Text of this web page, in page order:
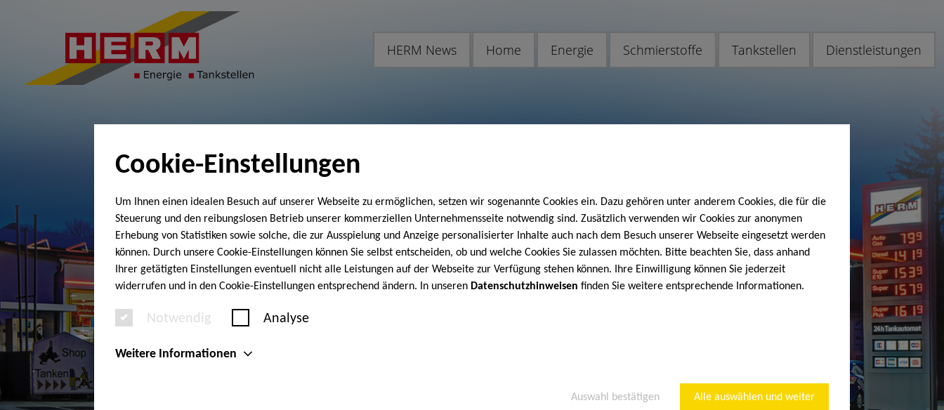
Cookie-Einstellungen
Um Ihnen einen idealen Besuch auf unserer Webseite zu ermöglichen, setzen wir sogenannte Cookies ein. Dazu gehören unter anderem Cookies, die für die
Steuerung und den reibungslosen Betrieb unserer kommerziellen Unternehmensseite notwendig sind. Zusätzlich verwenden wir Cookies zur anonymen
Erhebung von Statistiken sowie solche, die zur Ausspielung und Anzeige personalisierter Inhalte auch nach dem Besuch unserer Webseite eingesetzt werden
können. Durch unsere Cookie-Einstellungen können Sie selbst entscheiden, ob und welche Cookies Sie zulassen möchten. Bitte beachten Sie, dass anhand
Ihrer getätigten Einstellungen eventuell nicht alle Leistungen auf der Webseite zur Verfügung stehen können. Ihre Einwilligung können Sie jederzeit
widerrufen und in den Cookie-Einstellungen entsprechend ändern. In unseren Datenschutzhinweisen finden Sie weitere entsprechende Informationen.
Notwendig Analyse
Weitere Informationen
Auswahl bestätigen Alle auswählen und weiter
HERM News Home Energie Schmierstoffe Tankstellen Dienstleistungen